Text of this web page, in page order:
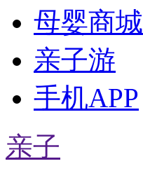
母婴商城
亲子游
手机APP
亲子